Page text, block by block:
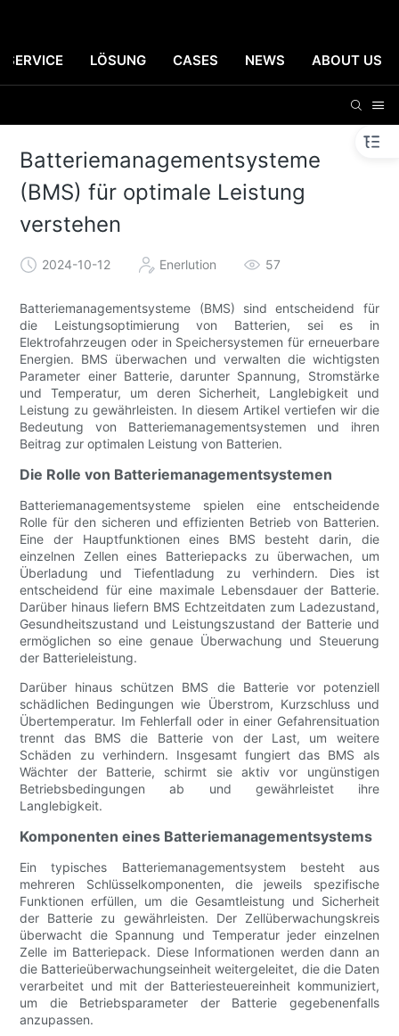
SERVICE LÖSUNG CASES NEWS ABOUT US
Batteriemanagementsysteme
(BMS) für optimale Leistung
verstehen
2024-10-12 Enerlution 57
Batteriemanagementsysteme (BMS) sind entscheidend für
die Leistungsoptimierung von Batterien, sei es in
Elektrofahrzeugen oder in Speichersystemen für erneuerbare
Energien. BMS überwachen und verwalten die wichtigsten
Parameter einer Batterie, darunter Spannung, Stromstärke
und Temperatur, um deren Sicherheit, Langlebigkeit und
Leistung zu gewährleisten. In diesem Artikel vertiefen wir die
Bedeutung von Batteriemanagementsystemen und ihren
Beitrag zur optimalen Leistung von Batterien.
Die Rolle von Batteriemanagementsystemen
Batteriemanagementsysteme spielen eine entscheidende
Rolle für den sicheren und effizienten Betrieb von Batterien.
Eine der Hauptfunktionen eines BMS besteht darin, die
einzelnen Zellen eines Batteriepacks zu überwachen, um
Überladung und Tiefentladung zu verhindern. Dies ist
entscheidend für eine maximale Lebensdauer der Batterie.
Darüber hinaus liefern BMS Echtzeitdaten zum Ladezustand,
Gesundheitszustand und Leistungszustand der Batterie und
ermöglichen so eine genaue Überwachung und Steuerung
der Batterieleistung.
Darüber hinaus schützen BMS die Batterie vor potenziell
schädlichen Bedingungen wie Überstrom, Kurzschluss und
Übertemperatur. Im Fehlerfall oder in einer Gefahrensituation
trennt das BMS die Batterie von der Last, um weitere
Schäden zu verhindern. Insgesamt fungiert das BMS als
Wächter der Batterie, schirmt sie aktiv vor ungünstigen
Betriebsbedingungen ab und gewährleistet ihre
Langlebigkeit.
Komponenten eines Batteriemanagementsystems
Ein typisches Batteriemanagementsystem besteht aus
mehreren Schlüsselkomponenten, die jeweils spezifische
Funktionen erfüllen, um die Gesamtleistung und Sicherheit
der Batterie zu gewährleisten. Der Zellüberwachungskreis
überwacht die Spannung und Temperatur jeder einzelnen
Zelle im Batteriepack. Diese Informationen werden dann an
die Batterieüberwachungseinheit weitergeleitet, die die Daten
verarbeitet und mit der Batteriesteuereinheit kommuniziert,
um die Betriebsparameter der Batterie gegebenenfalls
anzupassen.